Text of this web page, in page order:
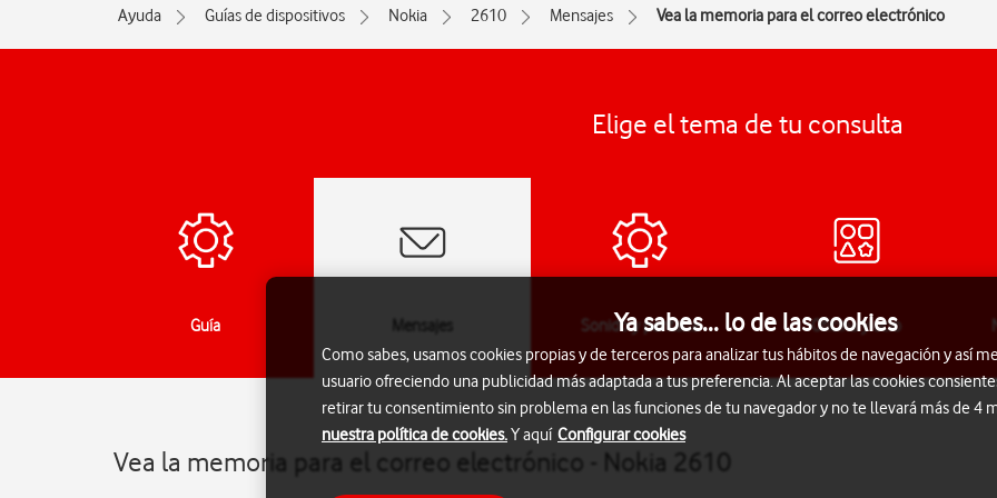
Ayuda Guías de dispositivos Nokia 2610 Mensajes Vea la memoria para el correo electrónico
Elige el tema de tu consulta
Guía Mensajes Sonido y pantalla Oficina y ocio
Vea la memoria para el correo electrónico - Nokia 2610
Ya sabes... lo de las cookies
Como sabes, usamos cookies propias y de terceros para analizar tus hábitos de navegación y así
usuario ofreciendo una publicidad más adaptada a tus preferencia. Al aceptar las cookies
retirar tu consentimiento sin problema en las funciones de tu navegador y no te llevará más de 4
nuestra política de cookies.Y aquí Configurar cookies